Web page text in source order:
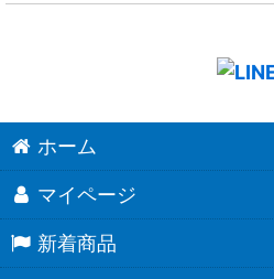
ホーム
マイページ
新着商品